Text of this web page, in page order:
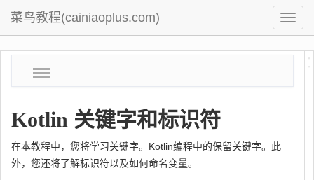
菜
菜鸟教程(cainiaoplus.com)
Kotlin 关键字和标识符
在本教程中，您将学习关键字。Kotlin编程中的保留关键字。此
外，您还将了解标识符以及如何命名变量。